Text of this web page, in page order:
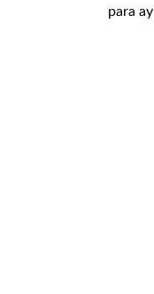
para